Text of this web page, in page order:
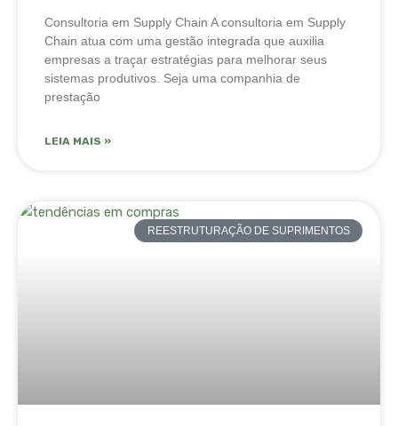
Consultoria em Supply Chain A consultoria em Supply
Chain atua com uma gestão integrada que auxilia
empresas a traçar estratégias para melhorar seus
sistemas produtivos. Seja uma companhia de
prestação
LEIA MAIS »
REESTRUTURAÇÃO DE SUPRIMENTOS